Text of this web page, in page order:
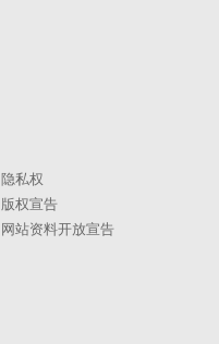
隐私权
版权宣告
网站资料开放宣告